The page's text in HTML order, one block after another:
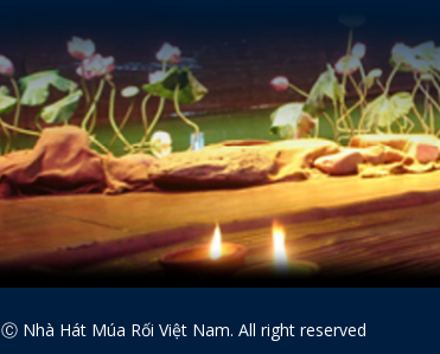
Nhà Hát Múa Rối Việt Nam. All right reserved